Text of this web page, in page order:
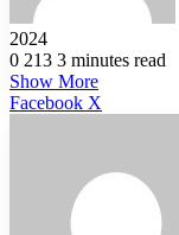
2024
0 213 3 minutes read
Show More
Facebook X